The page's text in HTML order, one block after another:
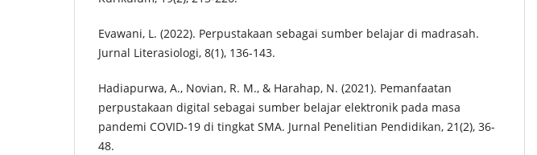
Evawani, L. (2022). Perpustakaan sebagai sumber belajar di madrasah.
Jurnal Literasiologi, 8(1), 136-143.
Hadiapurwa, A., Novian, R. M., & Harahap, N. (2021). Pemanfaatan
perpustakaan digital sebagai sumber belajar elektronik pada masa
pandemi COVID-19 di tingkat SMA. Jurnal Penelitian Pendidikan, 21(2), 36-
48.